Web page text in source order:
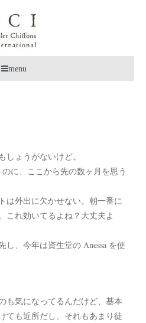
menu
ょうがないけど。
に、ここから先の数ヶ月を思う
は外出に欠かせない。朝一番に
これ効いてるよね？大丈夫よ
し、今年は資生堂の Anessa を使
も気になってるんだけど、基本
ても近所だし、それもあまり徒